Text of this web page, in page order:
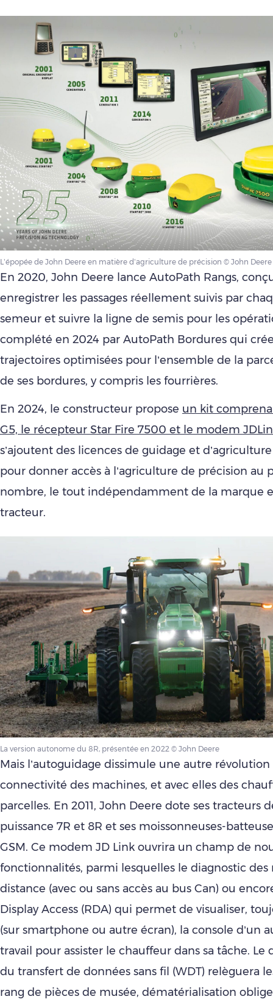
L’épopée de John Deere en matière d’agriculture de précision © John Deere
En 2020, John Deere lance AutoPath Rangs,
enregistrer les passages réellement suivis par
semeur et suivre la ligne de semis pour les
complété en 2024 par AutoPath Bordures qui
trajectoires optimisées pour l’ensemble de la
de ses bordures, y compris les fourrières.
En 2024, le constructeur propose un kit
G5, le récepteur Star Fire 7500 et le modem
s’ajoutent des licences de guidage et
pour donner accès à l’agriculture de précision au
nombre, le tout indépendamment de la marque
tracteur.
La version autonome du 8R, présentée en 2022 © John Deere
Mais l’autoguidage dissimule une autre révolution
connectivité des machines, et avec elles des
parcelles. En 2011, John Deere dote ses tracteurs
puissance 7R et 8R et ses moissonneuses-
GSM. Ce modem JD Link ouvrira un champ de
fonctionnalités, parmi lesquelles le diagnostic des
distance (avec ou sans accès au bus Can) ou
Display Access (RDA) qui permet de visualiser,
(sur smartphone ou autre écran), la console d’un
travail pour assister le chauffeur dans sa tâche.
du transfert de données sans fil (WDT) relèguera
rang de pièces de musée, dématérialisation